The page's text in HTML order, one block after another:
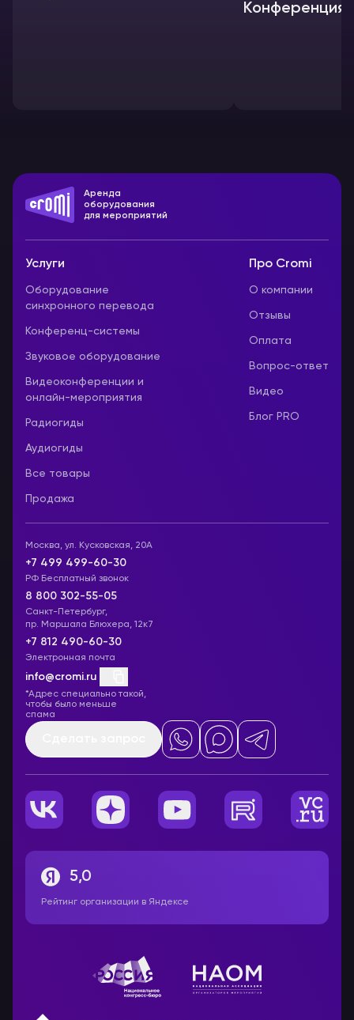
Конференция
Аренда
оборудования
для мероприятий
Услуги
Оборудование
синхронного перевода
Конференц-системы
Звуковое оборудование
Видеоконференции и
онлайн-мероприятия
Радиогиды
Аудиогиды
Все товары
Продажа
Про Cromi
О компании
Отзывы
Оплата
Вопрос-ответ
Видео
Блог PRO
Москва, ул. Кусковская, 20А
+7 499 499-60-30
РФ Бесплатный звонок
8 800 302-55-05
Санкт-Петербург,
пр. Маршала Блюхера, 12к7
+7 812 490-60-30
Электронная почта
info@cromi.ru
*Адрес специально такой,
чтобы было меньше
спама
5,0
Рейтинг организации в Яндексе